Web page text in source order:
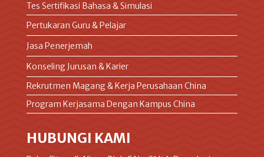
Tes Sertifikasi Bahasa & Simulasi
Pertukaran Guru & Pelajar
Jasa Penerjemah
Konseling Jurusan & Karier
Rekrutmen Magang & Kerja Perusahaan China
Program Kerjasama Dengan Kampus China
HUBUNGI KAMI